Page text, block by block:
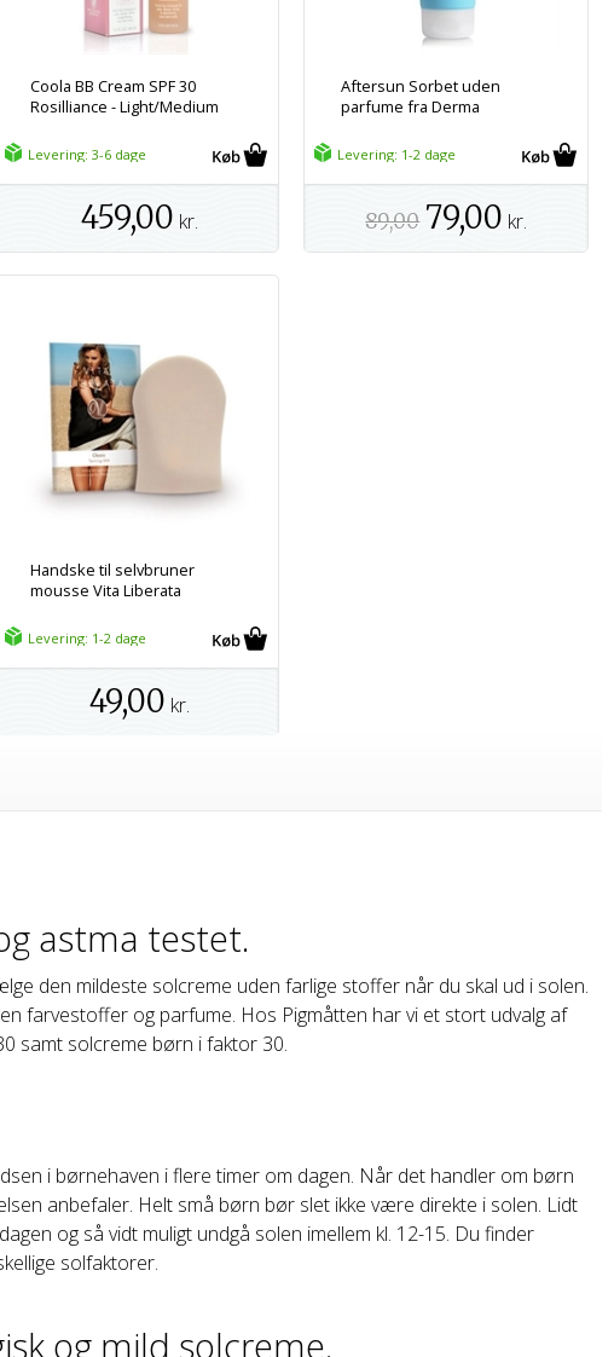
Coola BB Cream SPF 30
Rosilliance - Light/Medium
Levering: 3-6 dage
459,00 kr.
Aftersun Sorbet uden
parfume fra Derma
Levering: 1-2 dage
89,00 79,00 kr.
Handske til selvbruner
mousse Vita Liberata
Levering: 1-2 dage
49,00 kr.
astma testet.
den mildeste solcreme uden farlige stoffer når du skal ud i solen.
farvestoffer og parfume. Hos Pigmåtten har vi et stort udvalg af
samt solcreme børn i faktor 30.
i børnehaven i flere timer om dagen. Når det handler om børn
anbefaler. Helt små børn bør slet ikke være direkte i solen. Lidt
og så vidt muligt undgå solen imellem kl. 12-15. Du finder
solfaktorer.
og mild solcreme.